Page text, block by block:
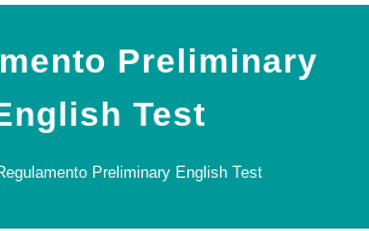
Preliminary
Test
Preliminary English Test